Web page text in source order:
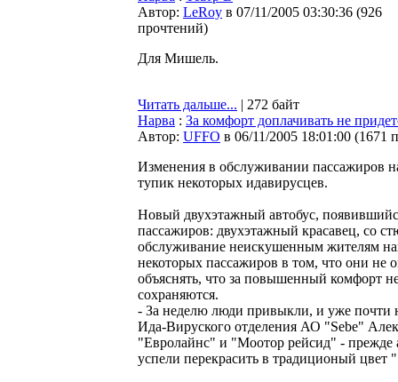
Автор: LeRoy в 07/11/2005 03:30:36 (926
прочтений)
Для Мишель.
Читать дальше... | 272 байт
Нарва : За комфорт доплачивать не
Автор: UFFO в 06/11/2005 18:01:00 (1671
Изменения в обслуживании пассажиров
тупик некоторых идавирусцев.
Новый двухэтажный автобус,
пассажиров: двухэтажный красавец, со
обслуживание неискушенным жителям
некоторых пассажиров в том, что они не
объяснять, что за повышенный комфорт
сохраняются.
- За неделю люди привыкли, и уже почти
Ида-Вируского отделения АО "Sebe"
"Евролайнс" и "Моотор рейсид" - прежде
успели перекрасить в традиционый цвет